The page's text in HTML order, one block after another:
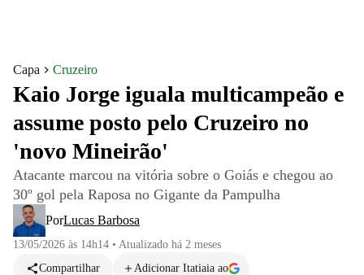
Capa Cruzeiro
Kaio Jorge iguala multicampeão e
assume posto pelo Cruzeiro no
'novo Mineirão'
Atacante marcou na vitória sobre o Goiás e chegou ao
30º gol pela Raposa no Gigante da Pampulha
PorLucas Barbosa
13/05/2026 às 14h14 • Atualizado há 2 meses
Compartilhar
Adicionar Itatiaia ao